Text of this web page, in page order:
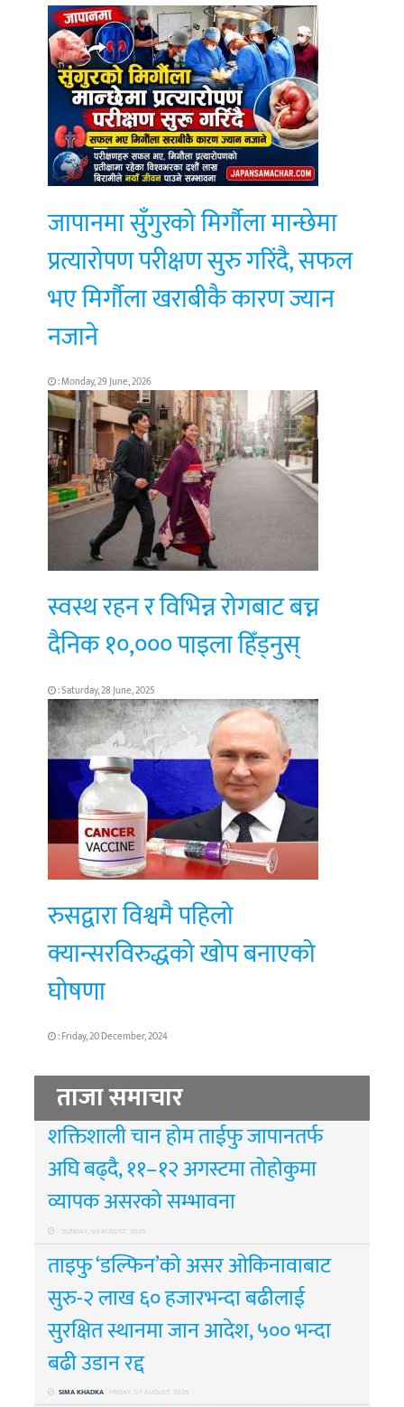
जापानमा सुँगुरको मिर्गौला मान्छेमा
प्रत्यारोपण परीक्षण सुरु गरिंदै, सफल
भए मिर्गौला खराबीकै कारण ज्यान
नजाने
: Monday, 29 June, 2026
स्वस्थ रहन र विभिन्न रोगबाट बच्न
दैनिक १०,००० पाइला हिँड्नुस्
: Saturday, 28 June, 2025
रुसद्वारा विश्वमै पहिलो
क्यान्सरविरुद्धको खोप बनाएको
घोषणा
: Friday, 20 December, 2024
ताजा समाचार
शक्तिशाली चान होम ताईफु जापानतर्फ
अघि बढ्दै, ११–१२ अगस्टमा तोहोकुमा
व्यापक असरको सम्भावना
SUNDAY, 09 AUGUST, 2026
ताइफु ‘डल्फिन’को असर ओकिनावाबाट
सुरु-२ लाख ६० हजारभन्दा बढीलाई
सुरक्षित स्थानमा जान आदेश, ५०० भन्दा
बढी उडान रद्द
SIMA KHADKA FRIDAY, 07 AUGUST, 2026